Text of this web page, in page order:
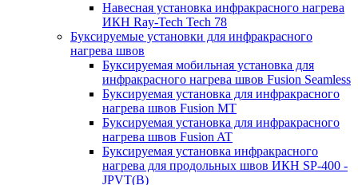
Навесная установка инфракрасного нагрева
ИКН Ray-Tech Tech 78
Буксируемые установки для инфракрасного
нагрева швов
Буксируемая мобильная установка для
инфракрасного нагрева швов Fusion Seamless
Буксируемая установка для инфракрасного
нагрева швов Fusion MT
Буксируемая установка для инфракрасного
нагрева швов Fusion AT
Буксируемая установка инфракрасного
нагрева для продольных швов ИКН SP-400 -
JPVT(B)